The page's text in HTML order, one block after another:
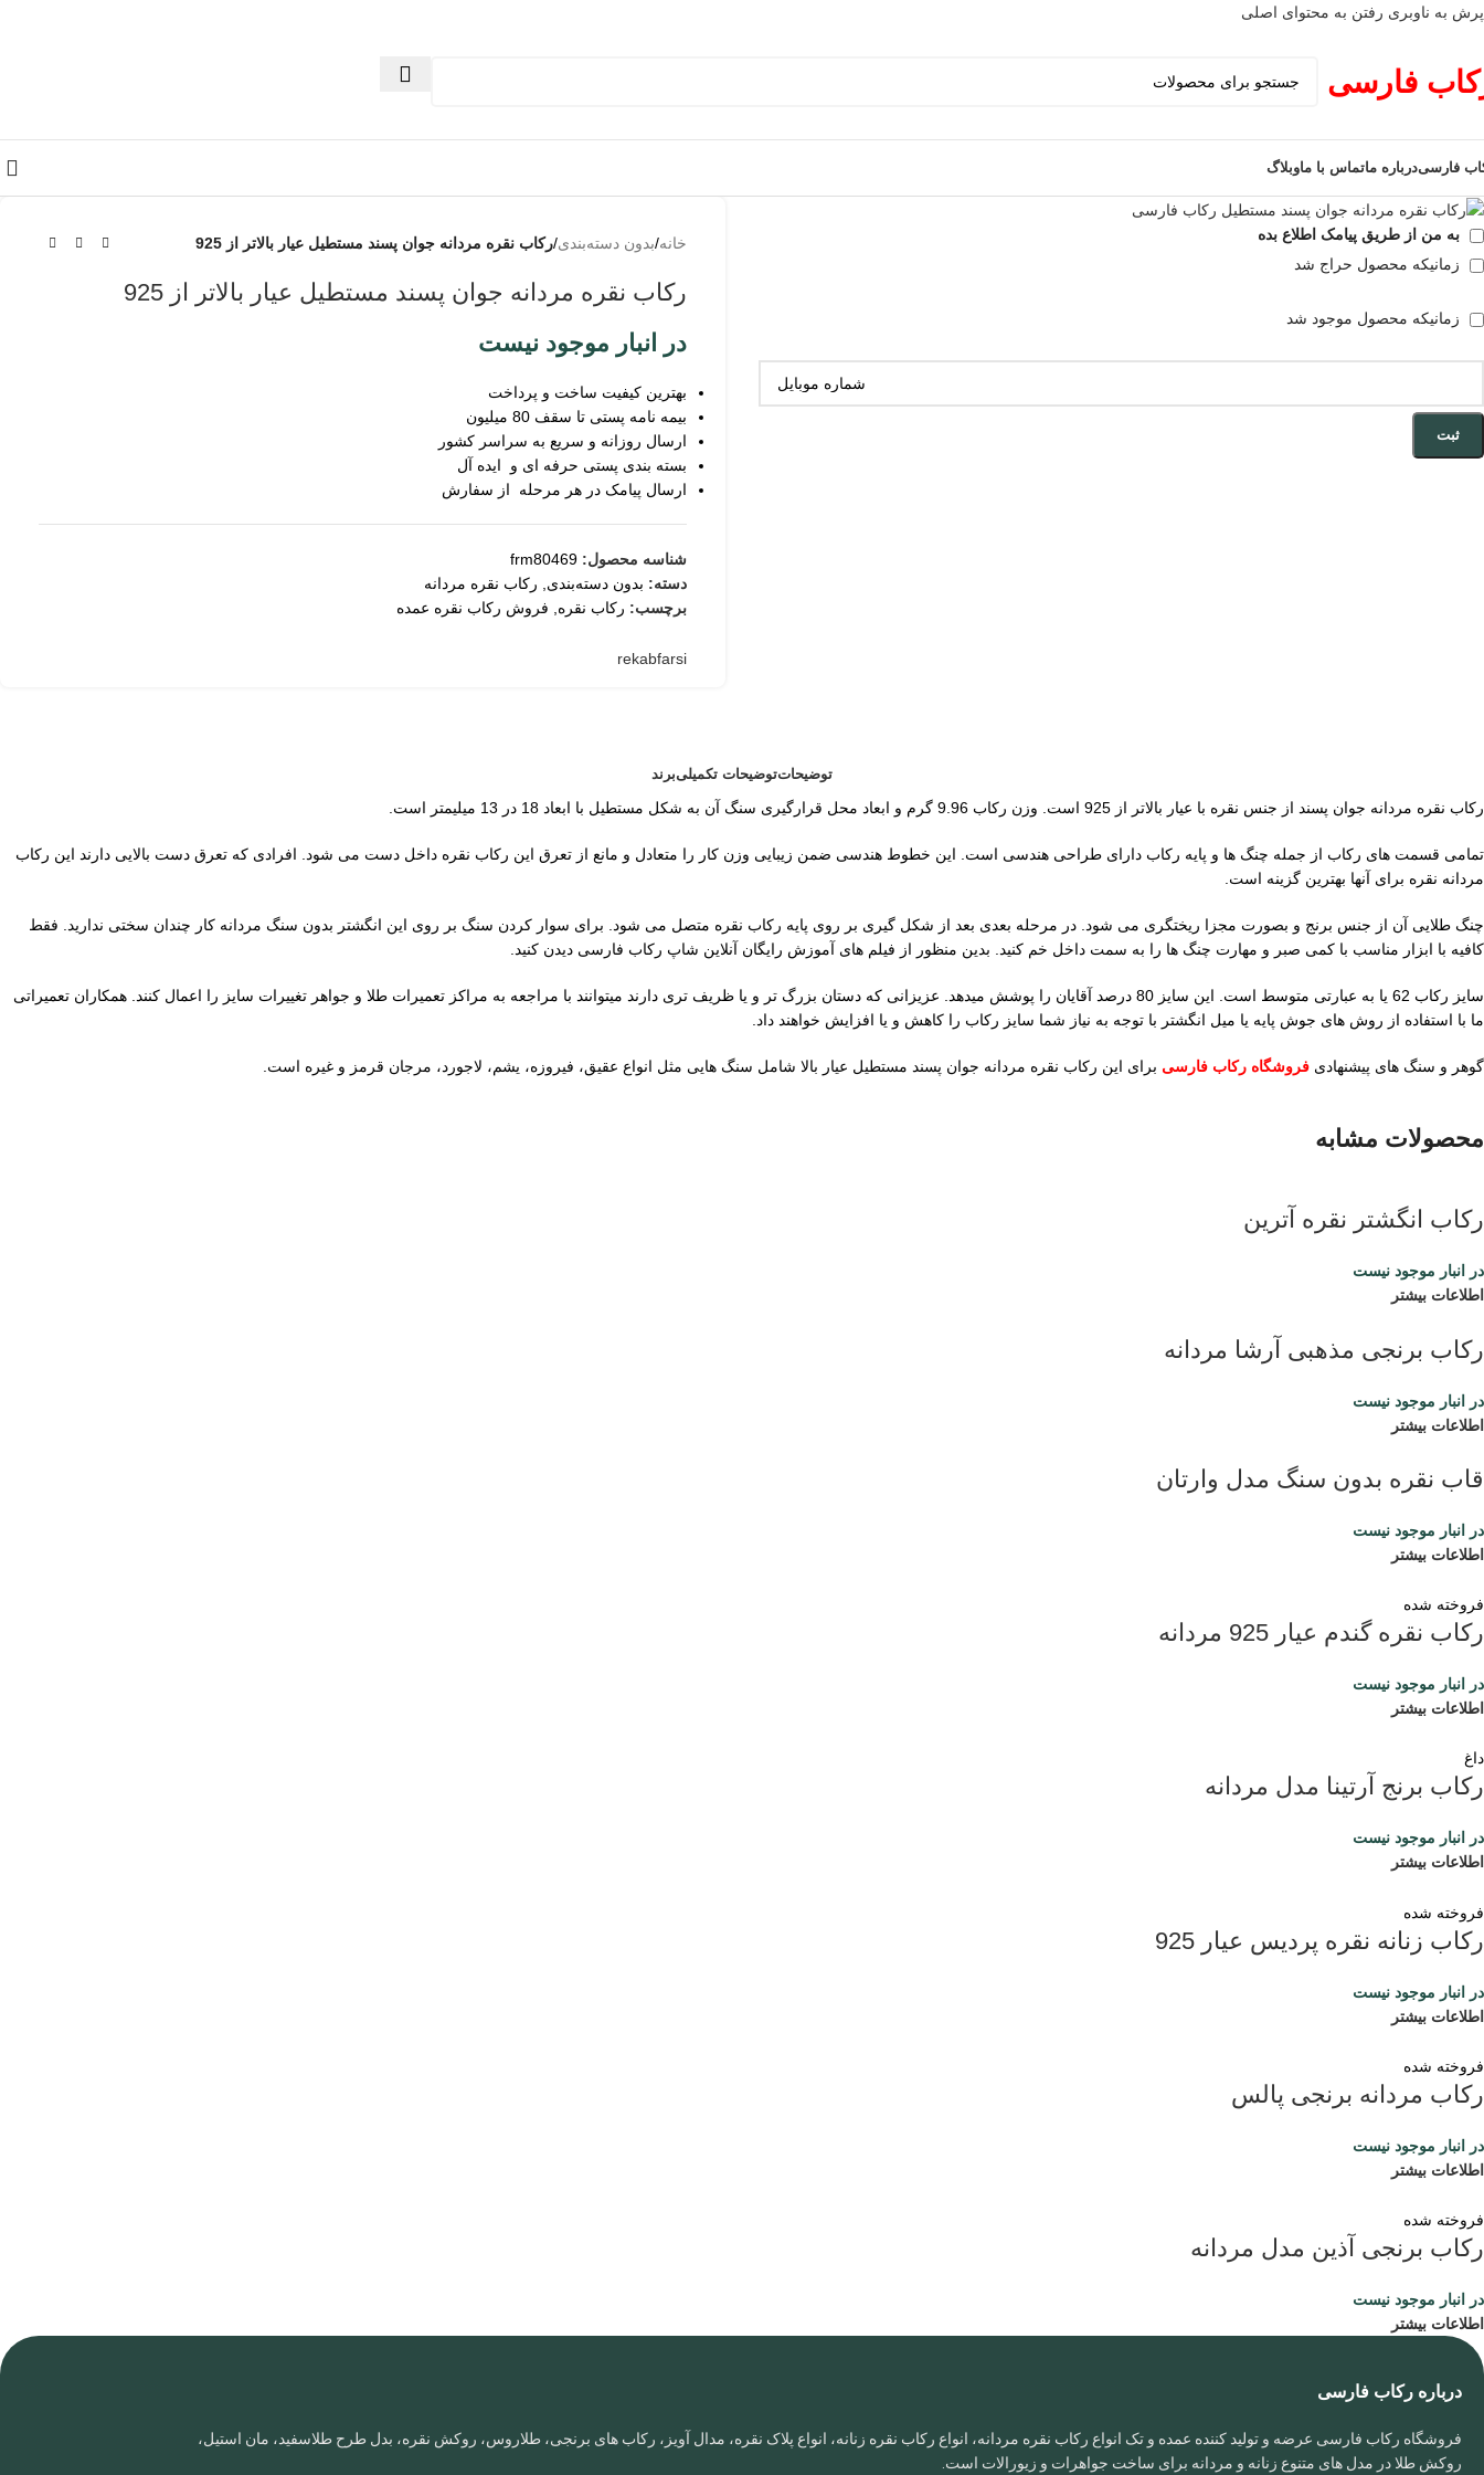
پرش به ناوبری رفتن به محتوای اصلی
فارسی
فارسیدرباره ماتماس با ماوبلاگ
به من از طریق پیامک اطلاع بده
زمانیکه محصول حراج شد
زمانیکه محصول موجود شد
ثبت
خانه/بدون دسته‌بندی/رکاب نقره مردانه جوان پسند مستطیل عیار بالاتر از 925
رکاب نقره مردانه جوان پسند مستطیل عیار بالاتر از 925
در انبار موجود نیست
بهترین کیفیت ساخت و پرداخت
بیمه نامه پستی تا سقف 80 میلیون
ارسال روزانه و سریع به سراسر کشور
بسته بندی پستی حرفه ای و ایده آل
ارسال پیامک در هر مرحله از سفارش
شناسه محصول: frm80469
دسته: بدون دسته‌بندی
رکاب نقره مردانه
برچسب: رکاب نقره فروش رکاب نقره عمده
rekabfarsi
توضیحاتتوضیحات تکمیلیبرند
رکاب نقره مردانه جوان پسند از جنس نقره با عیار بالاتر از 925 است. وزن رکاب 9.96 گرم و ابعاد محل قرارگیری سنگ آن به شکل مستطیل با ابعاد 18 در 13 میلیمتر است.
تمامی قسمت های رکاب از جمله چنگ ها و پایه رکاب دارای طراحی هندسی است. این خطوط هندسی ضمن زیبایی وزن کار را متعادل و مانع از تعرق این رکاب نقره داخل دست می شود. افرادی که تعرق دست بالایی دارند این رکاب
مردانه نقره برای آنها بهترین گزینه است.
چنگ طلایی آن از جنس برنج و بصورت مجزا ریختگری می شود. در مرحله بعدی بعد از شکل گیری بر روی پایه رکاب نقره متصل می شود. برای سوار کردن سنگ بر روی این انگشتر بدون سنگ مردانه کار چندان سختی ندارید. فقط
کافیه با ابزار مناسب با کمی صبر و مهارت چنگ ها را به سمت داخل خم کنید. بدین منظور از فیلم های آموزش رایگان آنلاین شاپ رکاب فارسی دیدن کنید.
سایز رکاب 62 یا به عبارتی متوسط است. این سایز 80 درصد آقایان را پوشش میدهد. عزیزانی که دستان بزرگ تر و یا ظریف تری دارند میتوانند با مراجعه به مراکز تعمیرات طلا و جواهر تغییرات سایز را اعمال کنند. همکاران تعمیراتی
ما با استفاده از روش های جوش پایه یا میل انگشتر با توجه به نیاز شما سایز رکاب را کاهش و یا افزایش خواهند داد.
گوهر و سنگ های پیشنهادی فروشگاه رکاب فارسی برای این رکاب نقره مردانه جوان پسند مستطیل عیار بالا شامل سنگ هایی مثل انواع عقیق، فیروزه، یشم، لاجورد، مرجان قرمز و غیره است.
محصولات مشابه
رکاب انگشتر نقره آترین
در انبار موجود نیست
اطلاعات بیشتر
رکاب برنجی مذهبی آرشا مردانه
در انبار موجود نیست
اطلاعات بیشتر
قاب نقره بدون سنگ مدل وارتان
در انبار موجود نیست
اطلاعات بیشتر
فروخته شده
رکاب نقره گندم عیار 925 مردانه
در انبار موجود نیست
اطلاعات بیشتر
داغ
رکاب برنج آرتینا مدل مردانه
در انبار موجود نیست
اطلاعات بیشتر
فروخته شده
رکاب زنانه نقره پردیس عیار 925
در انبار موجود نیست
اطلاعات بیشتر
فروخته شده
رکاب مردانه برنجی پالس
در انبار موجود نیست
اطلاعات بیشتر
فروخته شده
رکاب برنجی آذین مدل مردانه
در انبار موجود نیست
اطلاعات بیشتر
درباره رکاب فارسی
فروشگاه رکاب فارسی عرضه و تولید کننده عمده و تک انواع رکاب نقره مردانه، انواع رکاب نقره زنانه، انواع پلاک نقره، مدال آویز، رکاب های برنجی، طلاروس، روکش نقره، بدل طرح طلاسفید، مان استیل،
روکش طلا در مدل های متنوع زنانه و مردانه برای ساخت جواهرات و زیورالات است.